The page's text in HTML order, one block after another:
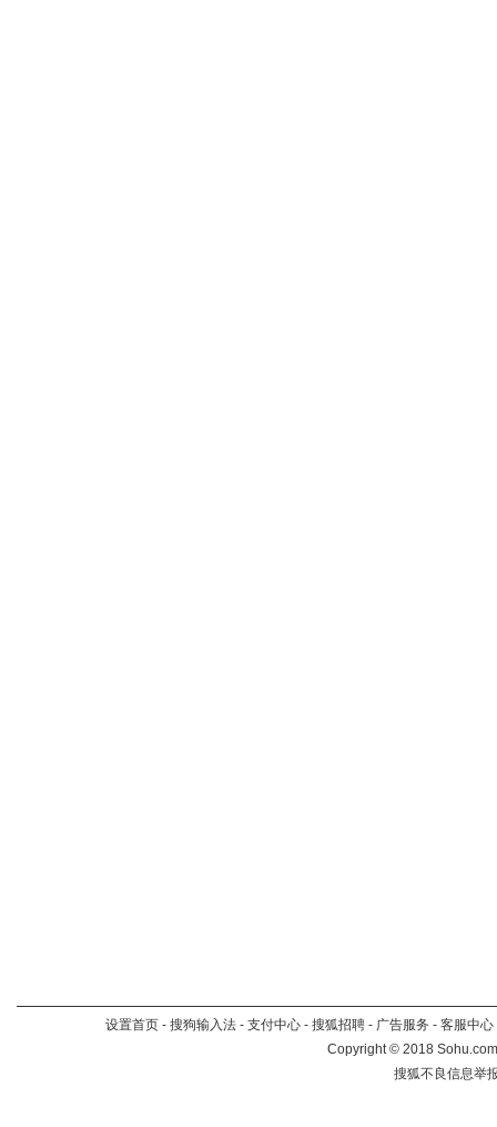
设置首页 - 搜狗输入法 - 支付中心 - 搜狐招聘 - 广告服务 - 客服中心
Copyright©2018
搜狐不良信息举